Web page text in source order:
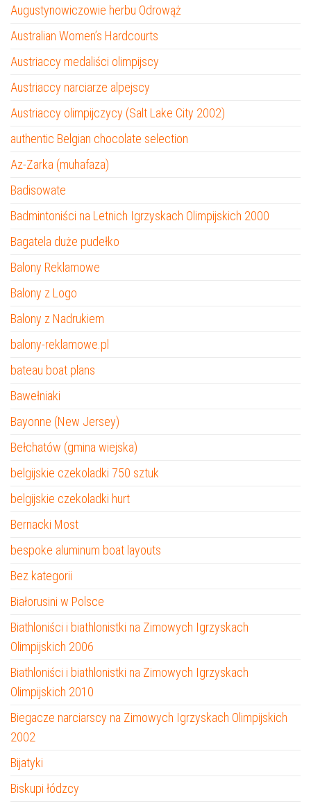
Augustynowiczowie herbu Odrowąż
Australian Women’s Hardcourts
Austriaccy medaliści olimpijscy
Austriaccy narciarze alpejscy
Austriaccy olimpijczycy (Salt Lake City 2002)
authentic Belgian chocolate selection
Az-Zarka (muhafaza)
Badisowate
Badmintoniści na Letnich Igrzyskach Olimpijskich 2000
Bagatela duże pudełko
Balony Reklamowe
Balony z Logo
Balony z Nadrukiem
balony-reklamowe.pl
bateau boat plans
Bawełniaki
Bayonne (New Jersey)
Bełchatów (gmina wiejska)
belgijskie czekoladki 750 sztuk
belgijskie czekoladki hurt
Bernacki Most
bespoke aluminum boat layouts
Bez kategorii
Białorusini w Polsce
Biathloniści i biathlonistki na Zimowych Igrzyskach
Olimpijskich 2006
Biathloniści i biathlonistki na Zimowych Igrzyskach
Olimpijskich 2010
Biegacze narciarscy na Zimowych Igrzyskach Olimpijskich
2002
Bijatyki
Biskupi łódzcy